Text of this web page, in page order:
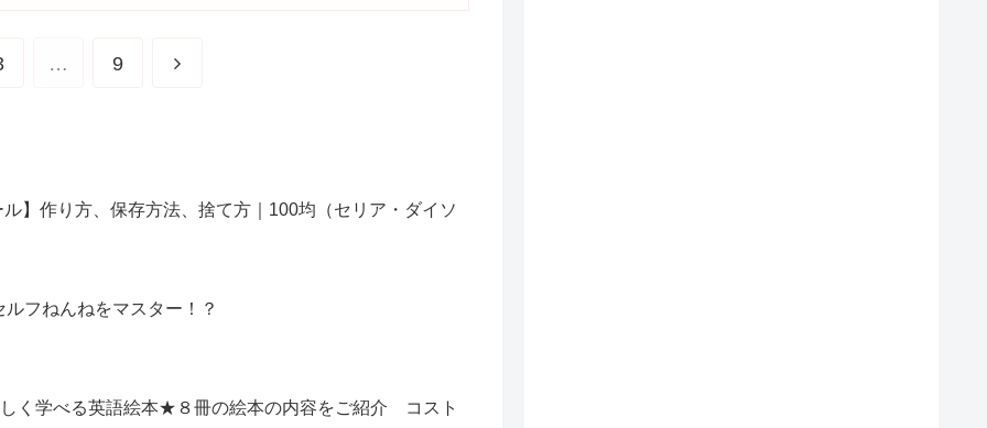
… 9
】作り方、保存方法、捨て方｜100均（セリア・ダイソ
フねんねをマスター！？
く学べる英語絵本★８冊の絵本の内容をご紹介 コスト